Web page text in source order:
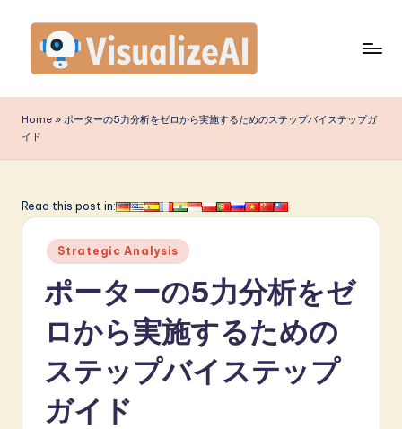
content
is
u
li
A
Home » ポーターの5力分析をゼロから実施するためのステップバイステップガ
イド
Read this post in:
Posted
in
Strategic Analysis
ポーターの5力分析をゼ
ロから実施するための
ステップバイステップ
ガイド